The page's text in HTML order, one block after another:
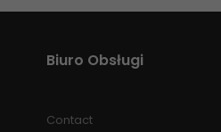
Biuro Obsługi
Contact